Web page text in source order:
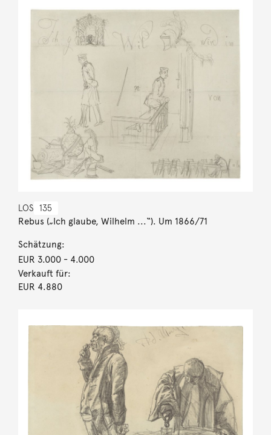
LOS 135
Rebus („Ich glaube, Wilhelm ...“). Um 1866/71
Schätzung:
EUR 3.000- 4.000
Verkauft für:
EUR 4.880